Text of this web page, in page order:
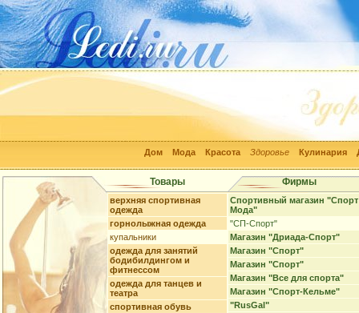
Дом Мода Красота Здоровье Кулинария
Товары Фирмы
верхняя спортивная
одежда
горнолыжная одежда
купальники
одежда для занятий
бодибилдингом и
фитнессом
одежда для танцев и
театра
спортивная обувь
Спортивный магазин "Спорт
Мода"
"СП-Спорт"
Магазин "Дриада-Спорт"
Магазин "Спорт"
Магазин "Спорт"
Магазин "Все для спорта"
Магазин "Спорт-Кельме"
"RusGal"